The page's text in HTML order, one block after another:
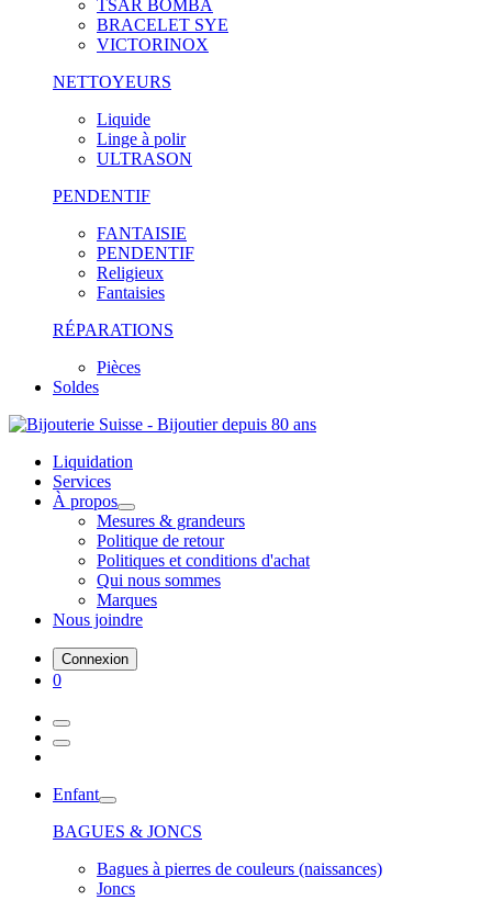
TSAR BOMBA
BRACELET SYE
VICTORINOX
NETTOYEURS
Liquide
Linge à polir
ULTRASON
PENDENTIF
FANTAISIE
PENDENTIF
Religieux
Fantaisies
RÉPARATIONS
Pièces
Soldes
Liquidation
Services
À propos
Mesures & grandeurs
Politique de retour
Politiques et conditions d'achat
Qui nous sommes
Marques
Nous joindre
Connexion
0
Enfant
BAGUES & JONCS
Bagues à pierres de couleurs (naissances)
Joncs